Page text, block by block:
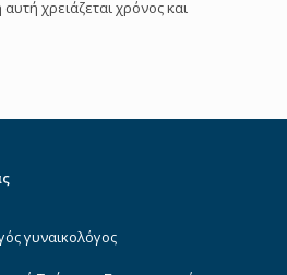
χρειάζεται χρόνος και
γυναικολόγος